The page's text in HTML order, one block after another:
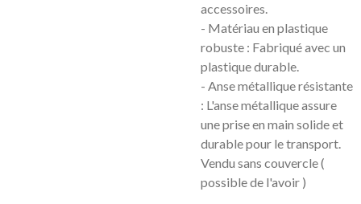
accessoires.
- Matériau en plastique
robuste : Fabriqué avec un
plastique durable.
- Anse métallique résistante
: L'anse métallique assure
une prise en main solide et
durable pour le transport.
Vendu sans couvercle (
possible de l'avoir )